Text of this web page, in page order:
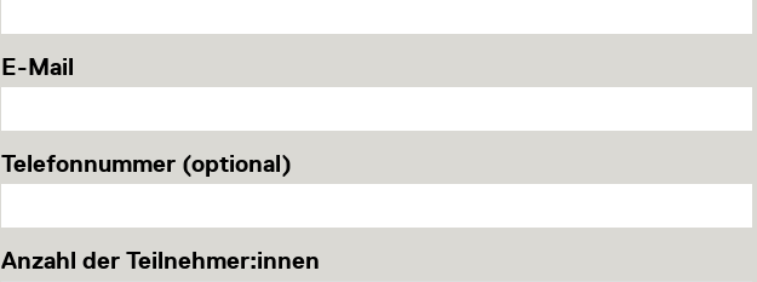
E-Mail
Telefonnummer (optional)
Anzahl der Teilnehmer:innen